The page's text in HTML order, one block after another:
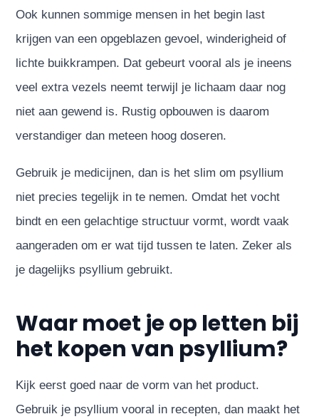
Ook kunnen sommige mensen in het begin last
krijgen van een opgeblazen gevoel, winderigheid of
lichte buikkrampen. Dat gebeurt vooral als je ineens
veel extra vezels neemt terwijl je lichaam daar nog
niet aan gewend is. Rustig opbouwen is daarom
verstandiger dan meteen hoog doseren.
Gebruik je medicijnen, dan is het slim om psyllium
niet precies tegelijk in te nemen. Omdat het vocht
bindt en een gelachtige structuur vormt, wordt vaak
aangeraden om er wat tijd tussen te laten. Zeker als
je dagelijks psyllium gebruikt.
Waar moet je op letten bij
het kopen van psyllium?
Kijk eerst goed naar de vorm van het product.
Gebruik je psyllium vooral in recepten, dan maakt het